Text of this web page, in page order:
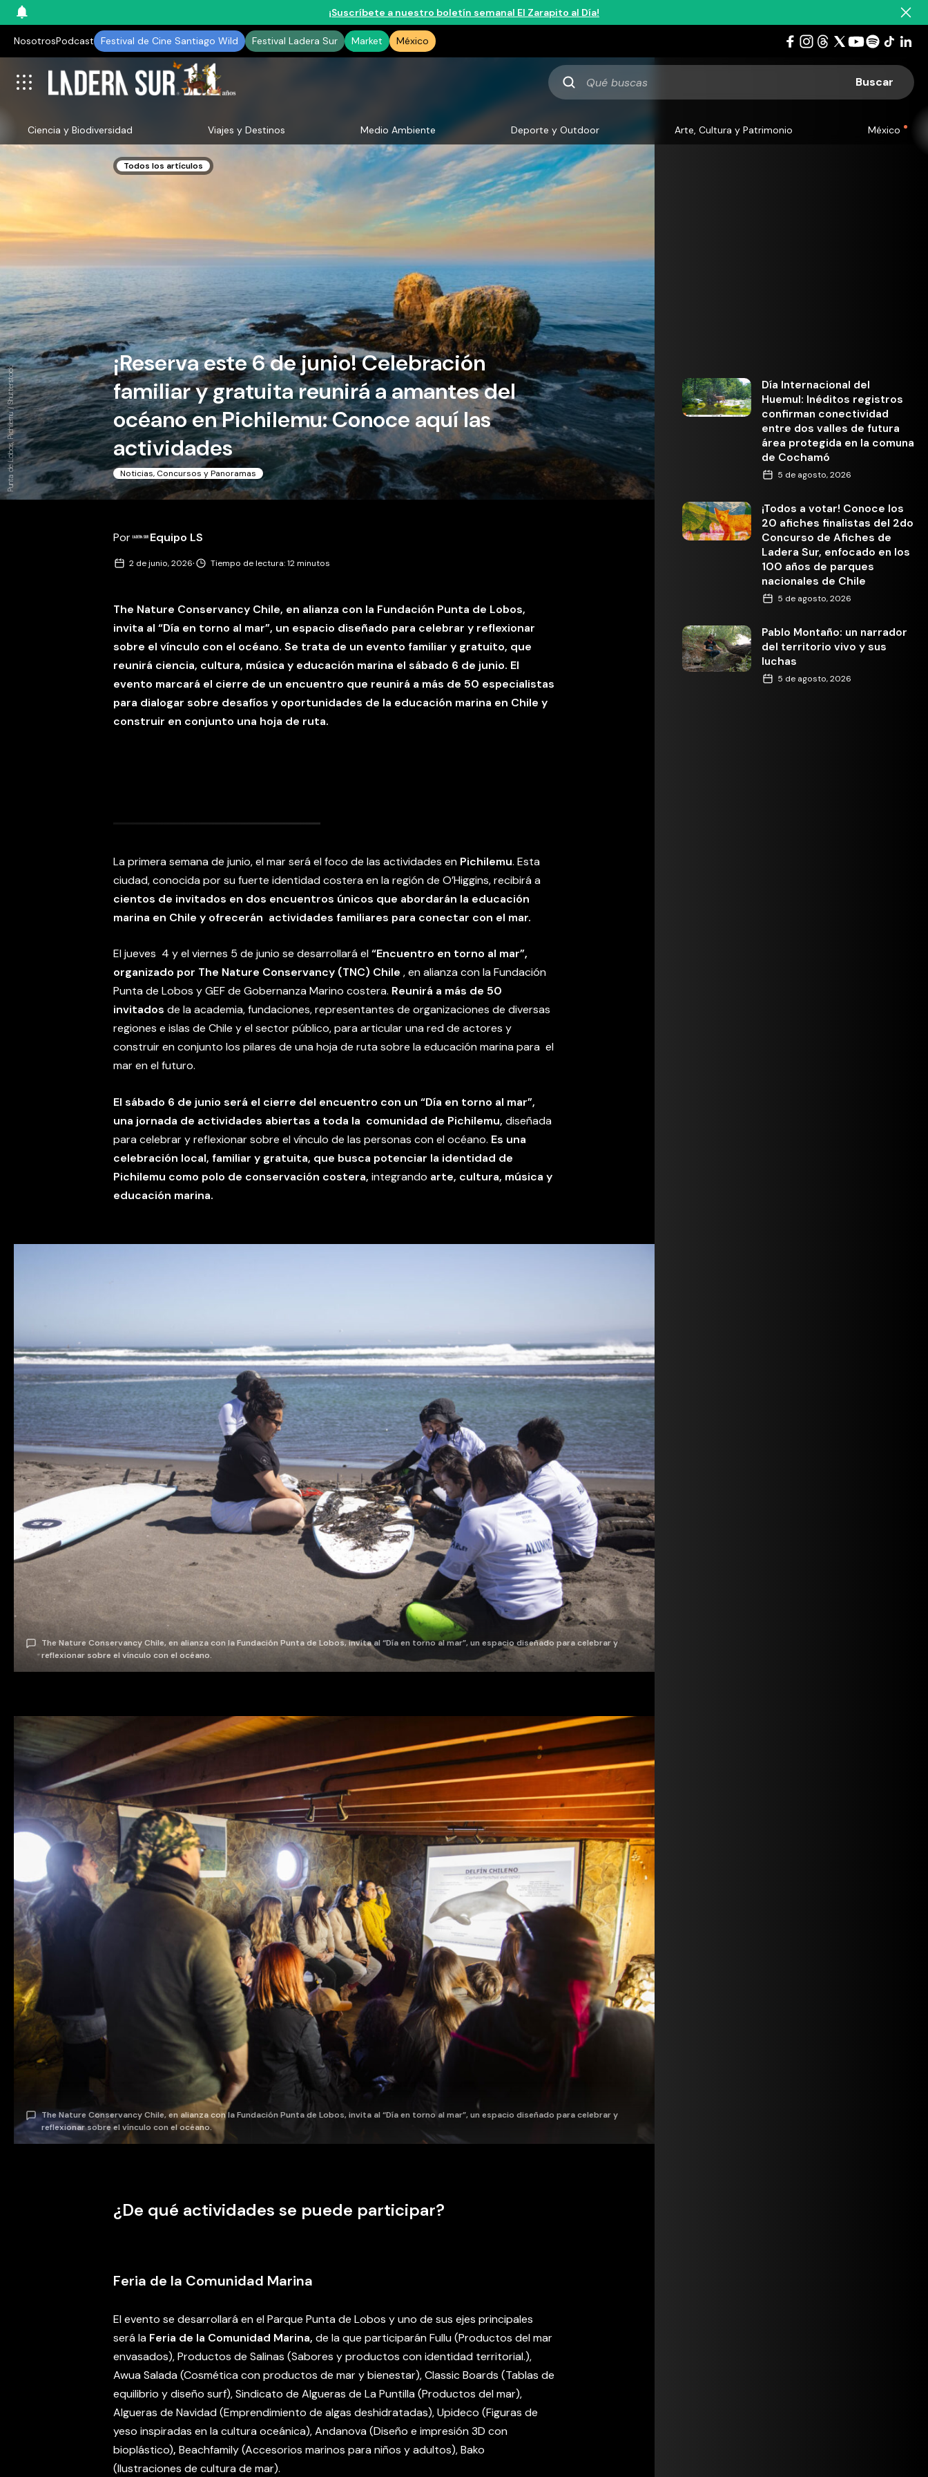
¡Suscríbete a nuestro boletín semanal El Zarapito al Día!
NosotrosPodcast Festival de Cine Santiago Wild Festival Ladera Sur Market México
Qué
buscas
Ciencia y Biodiversidad Viajes y Destinos Medio Ambiente Deporte y Outdoor Arte, Cultura y Patrimonio México
Punta de Lobos, Pichilemu / Shutterstock.
Todos los artículos
¡Reserva este 6 de junio! Celebración
familiar y gratuita reunirá a amantes del
océano en Pichilemu: Conoce aquí las
actividades
Noticias, Concursos y Panoramas
Por Equipo LS
2 de junio, 2026· Tiempo de lectura: 12 minutos
The Nature Conservancy Chile, en alianza con la Fundación Punta de Lobos,
invita al “Día en torno al mar”, un espacio diseñado para celebrar y reflexionar
sobre el vínculo con el océano. Se trata de un evento familiar y gratuito, que
reunirá ciencia, cultura, música y educación marina el sábado 6 de junio. El
evento marcará el cierre de un encuentro que reunirá a más de 50 especialistas
para dialogar sobre desafíos y oportunidades de la educación marina en Chile y
construir en conjunto una hoja de ruta.
La primera semana de junio, el mar será el foco de las actividades en Pichilemu. Esta
ciudad, conocida por su fuerte identidad costera en la región de O’Higgins, recibirá a
cientos de invitados en dos encuentros únicos que abordarán la educación
marina en Chile y ofrecerán actividades familiares para conectar con el mar.
El jueves 4 y el viernes 5 de junio se desarrollará el“Encuentro en torno al mar”,
organizado por The Nature Conservancy (TNC) Chile , en alianza con la Fundación
Punta de Lobos y GEF de Gobernanza Marino costera. Reunirá a más de 50
invitados de la academia, fundaciones, representantes de organizaciones de diversas
regiones e islas de Chile y el sector público, para articular una red de actores y
construir en conjunto los pilares de una hoja de ruta sobre la educación marina para el
mar en el futuro.
El sábado 6 de junio será el cierre del encuentro con un “Día en torno al mar”,
una jornada de actividades abiertas a toda la comunidad de Pichilemu, diseñada
para celebrar y reflexionar sobre el vínculo de las personas con el océano. Es una
celebración local, familiar y gratuita, que busca potenciar la identidad de
Pichilemu como polo de conservación costera, integrando arte, cultura, música y
educación marina.
The Nature Conservancy Chile, en alianza con la Fundación Punta de Lobos, invita al “Día en torno al mar”, un espacio diseñado para celebrar y
reflexionar sobre el vínculo con el océano.
The Nature Conservancy Chile, en alianza con la Fundación Punta de Lobos, invita al “Día en torno al mar”, un espacio diseñado para celebrar y
reflexionar sobre el vínculo con el océano.
¿De qué actividades se puede participar?
Feria de la Comunidad Marina
El evento se desarrollará en el Parque Punta de Lobos y uno de sus ejes principales
será la Feria de la Comunidad Marina, de la que participaránFullu (Productos del mar
envasados), Productos de Salinas (Sabores y productos con identidad territorial.),
Awua Salada (Cosmética con productos de mar y bienestar), Classic Boards (Tablas de
equilibrio y diseño surf), Sindicato de Algueras de La Puntilla (Productos del mar),
Algueras de Navidad (Emprendimiento de algas deshidratadas), Upideco (Figuras de
yeso inspiradas en la cultura oceánica), Andanova (Diseño e impresión 3D con
bioplástico), Beachfamily (Accesorios marinos para niños y adultos), Bako
(Ilustraciones de cultura de mar).
Día Internacional del
Huemul: Inéditos registros
confirman conectividad
entre dos valles de futura
área protegida en la comuna
de Cochamó
5 de agosto, 2026
¡Todos a votar! Conoce los
20 afiches finalistas del 2do
Concurso de Afiches de
Ladera Sur, enfocado en los
100 años de parques
nacionales de Chile
5 de agosto, 2026
Pablo Montaño: un narrador
del territorio vivo y sus
luchas
5 de agosto, 2026